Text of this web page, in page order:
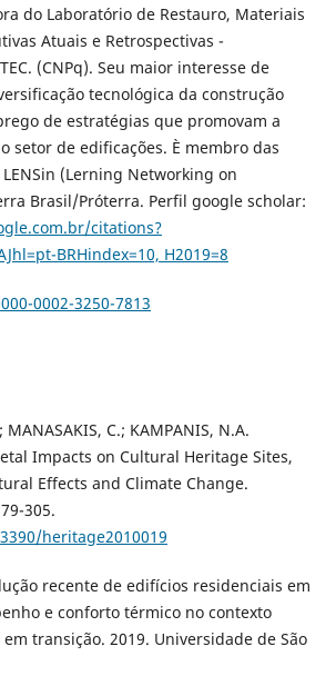
do Laboratório de Restauro, Materiais
Atuais e Retrospectivas -
(CNPq). Seu maior interesse de
tecnológica da construção
de estratégias que promovam a
setor de edificações. È membro das
(Lerning Networking on
Brasil/Próterra. Perfil google scholar:
citations?
BRHindex=10, H2019=8
0002-3250-7813
MANASAKIS, C.; KAMPANIS, N.A.
Impacts on Cultural Heritage Sites,
Effects and Climate Change.
305.
heritage2010019
recente de edifícios residenciais em
e conforto térmico no contexto
transição. 2019. Universidade de São